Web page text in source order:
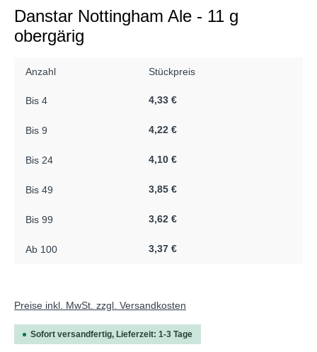
Danstar Nottingham Ale - 11 g
obergärig
Anzahl Stückpreis
Bis 4 4,33 €
Bis 9 4,22 €
Bis 24 4,10 €
Bis 49 3,85 €
Bis 99 3,62 €
Ab 100 3,37 €
Preise inkl. MwSt. zzgl. Versandkosten
Sofort versandfertig, Lieferzeit: 1-3 Tage